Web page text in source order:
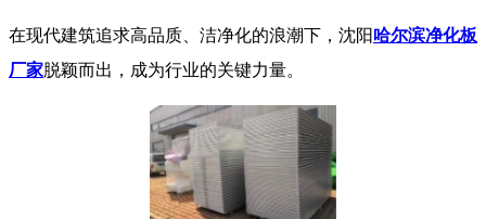
在现代建筑追求高品质、洁净化的浪潮下，沈阳哈尔滨净化板
厂家脱颖而出，成为行业的关键力量。